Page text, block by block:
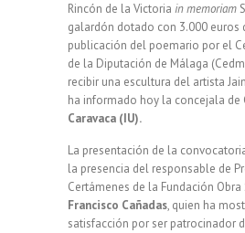
Rincón de la Victoria in memoriam
galardón dotado con 3.000 euros
publicación del poemario por el
de la Diputación de Málaga
recibir una escultura del artista
ha informado hoy la concejala de
Caravaca (IU).
La presentación de la
la presencia del responsable de
Certámenes de la Fundación Obra
Francisco Cañadas, quien ha
satisfacción por ser patrocinador